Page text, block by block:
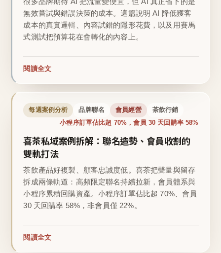
無效嘗試與錯誤決策的成本。這篇說明 AI 降低獲客
成本的真實邏輯、內容試錯的隱形花費，以及用賽馬
式測試把預算花在會轉化的內容上。
閱讀全文
每週案例分析 品牌聯名 會員經營 茶飲行銷
小程序訂單佔比超 70%，會員 30 天回購率 58%
喜茶私域案例拆解：聯名造勢、會員收割的
雙軌打法
茶飲產品好複製、顧客忠誠度低。喜茶把聲量與留存
拆成兩條軌道：高頻限定聯名持續拉新，會員體系與
小程序累積回購資產。小程序訂單佔比超 70%、會員
30 天回購率 58%，非會員僅 22%。
閱讀全文